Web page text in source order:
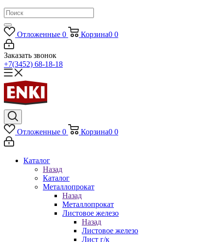
Отложенные 0 Корзина0 0
Заказать звонок
+7(3452) 68-18-18
Отложенные 0 Корзина0 0
Каталог
Назад
Каталог
Металлопрокат
Назад
Металлопрокат
Листовое железо
Назад
Листовое железо
Лист г/к